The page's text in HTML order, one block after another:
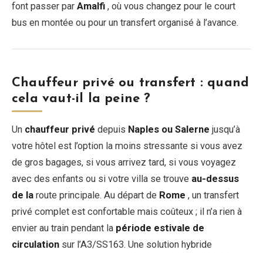
font passer par Amalfi , où vous changez pour le court
bus en montée ou pour un transfert organisé à l’avance.
Chauffeur privé ou transfert : quand
cela vaut-il la peine ?
Un chauffeur privé depuis Naples ou Salerne jusqu’à
votre hôtel est l’option la moins stressante si vous avez
de gros bagages, si vous arrivez tard, si vous voyagez
avec des enfants ou si votre villa se trouve au-dessus
de la route principale. Au départ de Rome , un transfert
privé complet est confortable mais coûteux ; il n’a rien à
envier au train pendant la période estivale de
circulation sur l’A3/SS163. Une solution hybride